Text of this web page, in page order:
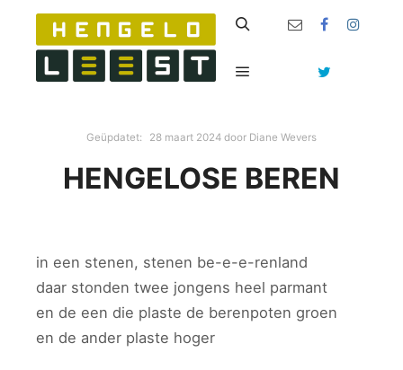
Geüpdatet: 28 maart 2024 door Diane Wevers
HENGELOSE BEREN
in een stenen, stenen be-e-e-renland
daar stonden twee jongens heel parmant
en de een die plaste de berenpoten groen
en de ander plaste hoger